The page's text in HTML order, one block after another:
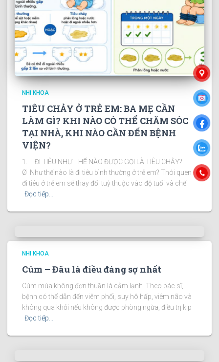
NHI KHOA
TIÊU CHẢY Ở TRẺ EM: BA MẸ CẦN
LÀM GÌ? KHI NÀO CÓ THỂ CHĂM SÓC
TẠI NHÀ, KHI NÀO CẦN ĐẾN BỆNH
VIỆN?
1. ĐI TIÊU NHƯ THẾ NÀO ĐƯỢC GỌI LÀ TIÊU CHẢY?
Ø Như thế nào là đi tiêu bình thường ở trẻ em? Thói quen
đi tiêu ở trẻ em sẽ thay đổi tuỳ thuộc vào độ tuổi và chế
Đọc tiếp…
NHI KHOA
Cúm – Đâu là điều đáng sợ nhất
Cúm mùa không đơn thuần là cảm lạnh. Theo bác sĩ,
bệnh có thể dẫn đến viêm phổi, suy hô hấp, viêm não và
không qua khỏi nếu không được phòng ngừa, điều trị kịp
Đọc tiếp…